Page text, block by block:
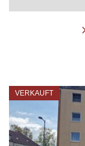
VERKAUFT